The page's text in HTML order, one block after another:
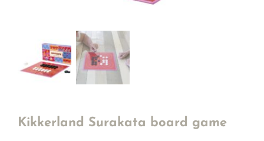
Kikkerland Surakata board game